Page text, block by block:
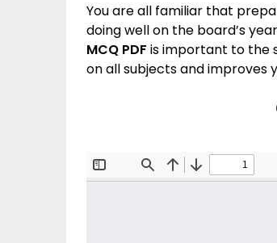
You are all familiar that
doing well on the board’s
MCQ PDF is important to the
on all subjects and improves